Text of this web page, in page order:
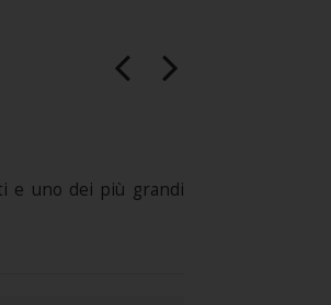
e uno dei più grandi